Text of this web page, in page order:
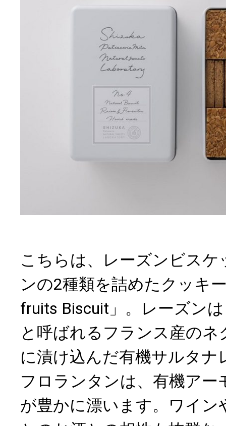
こちらは、レーズンビス
ンの2種類を詰めたクッキ
fruits Biscuit」。レーズン
と呼ばれるフランス産の
に漬け込んだ有機サルタナ
フロランタンは、有機アー
が豊かに漂います。ワイン